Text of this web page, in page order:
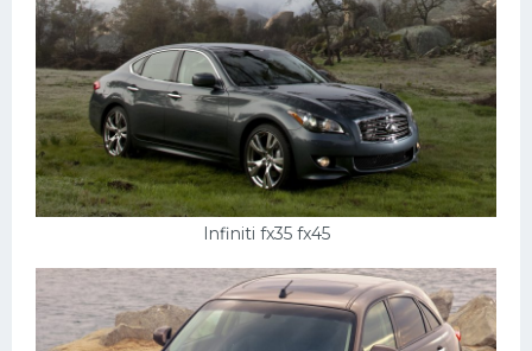
Infiniti fx35 fx45